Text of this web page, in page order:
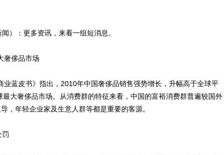
）：更多资讯，来看一组短消息。
奢侈品市场
蓝皮书》指出，2010年中国奢侈品销售强势增长，升幅高于全球平
大奢侈品市场。从消费群的特征来看，中国的富裕消费群普遍较国外
，年轻企业家及生意人群等都是重要的客源。